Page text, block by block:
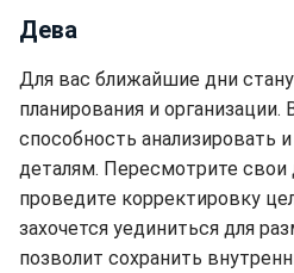
Дева
Для вас ближайшие дни
планирования и организации.
способность анализировать
деталям. Пересмотрите свои
проведите корректировку
захочется уединиться для
позволит сохранить